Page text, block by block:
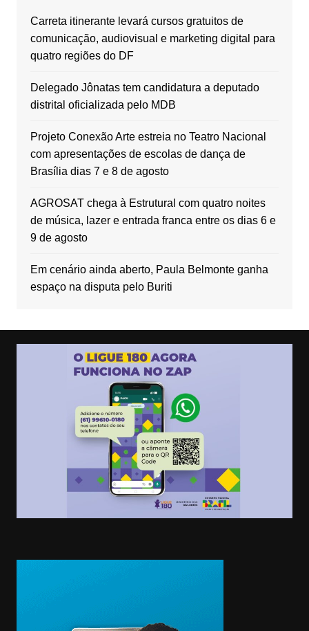
Carreta itinerante levará cursos gratuitos de
comunicação, audiovisual e marketing digital para
quatro regiões do DF
Delegado Jônatas tem candidatura a deputado
distrital oficializada pelo MDB
Projeto Conexão Arte estreia no Teatro Nacional
com apresentações de escolas de dança de
Brasília dias 7 e 8 de agosto
AGROSAT chega à Estrutural com quatro noites
de música, lazer e entrada franca entre os dias 6 e
9 de agosto
Em cenário ainda aberto, Paula Belmonte ganha
espaço na disputa pelo Buriti